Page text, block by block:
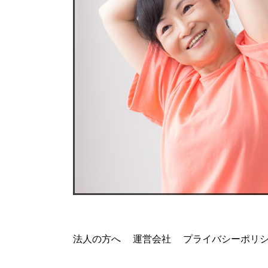
法人の方へ 運営会社 プライバシーポリ